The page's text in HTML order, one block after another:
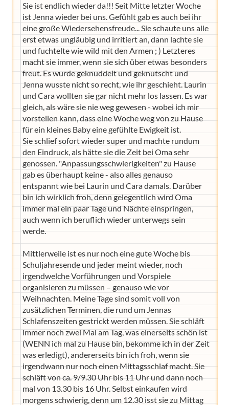
Sie ist endlich wieder da!!! Seit Mitte letzter Woche
ist Jenna wieder bei uns. Gefühlt gab es auch bei ihr
eine große Wiedersehensfreude... Sie schaute uns alle
erst etwas ungläubig und irritiert an, dann lachte sie
und fuchtelte wie wild mit den Armen ; ) Letzteres
macht sie immer, wenn sie sich über etwas besonders
freut. Es wurde geknuddelt und geknutscht und
Jenna wusste nicht so recht, wie ihr geschieht. Laurin
und Cara wollten sie gar nicht mehr los lassen. Es war
gleich, als wäre sie nie weg gewesen - wobei ich mir
vorstellen kann, dass eine Woche weg von zu Hause
für ein kleines Baby eine gefühlte Ewigkeit ist.
Sie schlief sofort wieder super und machte rundum
den Eindruck, als hätte sie die Zeit bei Oma sehr
genossen. "Anpassungsschwierigkeiten" zu Hause
gab es überhaupt keine - also alles genauso
entspannt wie bei Laurin und Cara damals. Darüber
bin ich wirklich froh, denn gelegentlich wird Oma
immer mal ein paar Tage und Nächte einspringen,
auch wenn ich beruflich wieder unterwegs sein
werde.
Mittlerweile ist es nur noch eine gute Woche bis
Schuljahresende und jeder meint wieder, noch
irgendwelche Vorführungen und Vorspiele
organisieren zu müssen – genauso wie vor
Weihnachten. Meine Tage sind somit voll von
zusätzlichen Terminen, die rund um Jennas
Schlafenszeiten gestrickt werden müssen. Sie schläft
immer noch zwei Mal am Tag, was einerseits schön ist
(WENN ich mal zu Hause bin, bekomme ich in der Zeit
was erledigt), andererseits bin ich froh, wenn sie
irgendwann nur noch einen Mittagsschlaf macht. Sie
schläft von ca. 9/9.30 Uhr bis 11 Uhr und dann noch
mal von 13.30 bis 16 Uhr. Selbst einkaufen wird
morgens schwierig, denn um 12.30 isst sie zu Mittag